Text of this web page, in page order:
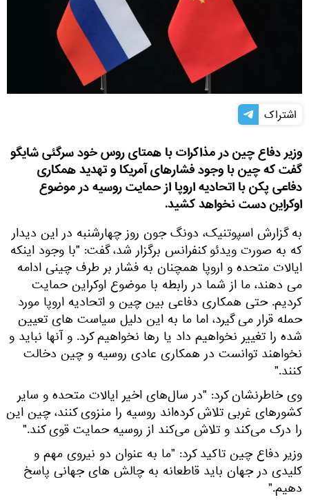
اشتراک
وزیر دفاع چین در مذاکرات با همتای روس خود سرگئی شایگو
گفت که چین با وجود فشارهای آمریکا و تهدید همکاری
دفاعی پکن با اتحادیه اروپا از حمایت روسیه در موضوع
اوکراین دست نخواهد کشید.
به گزارش اسپوتنیک، دونگ جون روز چهارشنبه در این دیدار
که به صورت ویدئو کنفرانس برگزار شد، گفت: "با وجود اینکه
ایالات متحده و اروپا همچنان به فشار بر طرف چینی ادامه
می دهند، ما از شما در رابطه با موضوع اوکراین حمایت
کردیم. حتی همکاری دفاعی بین چین و اتحادیه اروپا مورد
حمله قرار می گیرد، اما ما به این دلیل سیاست های تعیین
شده را تغییر نخواهیم داد یا رها نخواهیم کرد. و آنها نباید و
نخواهند توانست در همکاری عادی روسیه و چین دخالت
کنند."
وی خاطرنشان کرد: "در سال‌های اخیر ایالات متحده و سایر
کشورهای غربی تلاش کرده‌اند روسیه را منزوی کنند، چین این
را درک می‌کند و تلاش می‌کند از روسیه حمایت قوی کند."
وزیر دفاع چین تاکید کرد: "ما به عنوان دو نیروی مهم و
کلیدی در جهان باید قاطعانه به چالش های جهانی پاسخ
دهیم."